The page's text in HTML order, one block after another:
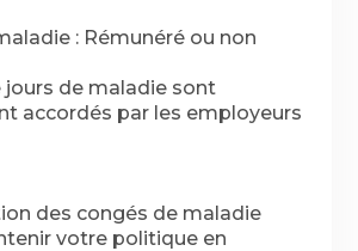
: Rémunéré ou non
jours de maladie sont
accordés par les employeurs
des congés de maladie
votre politique en